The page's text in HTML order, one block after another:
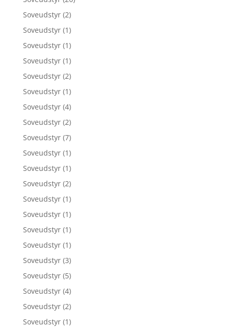
Soveudstyr (2)
Soveudstyr (1)
Soveudstyr (1)
Soveudstyr (1)
Soveudstyr (2)
Soveudstyr (1)
Soveudstyr (4)
Soveudstyr (2)
Soveudstyr (7)
Soveudstyr (1)
Soveudstyr (1)
Soveudstyr (2)
Soveudstyr (1)
Soveudstyr (1)
Soveudstyr (1)
Soveudstyr (1)
Soveudstyr (3)
Soveudstyr (5)
Soveudstyr (4)
Soveudstyr (2)
Soveudstyr (1)